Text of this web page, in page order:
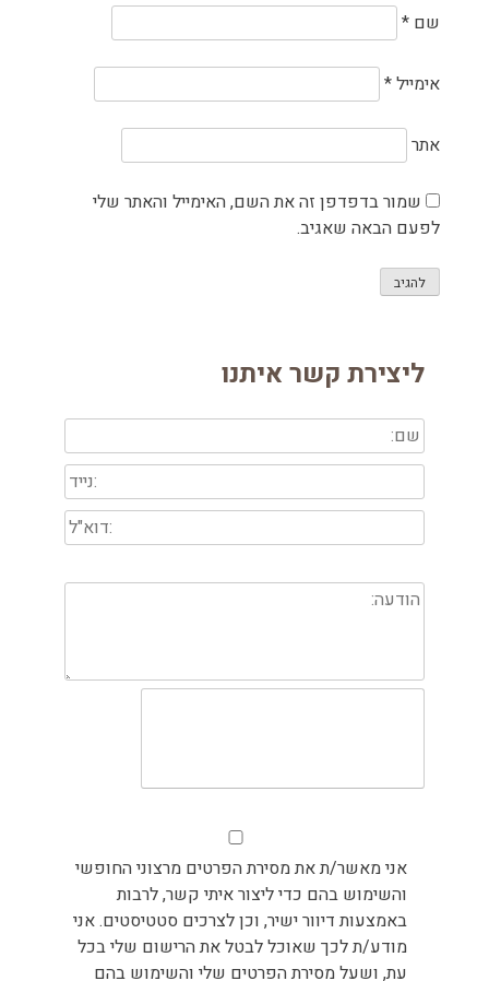
שם *
אימייל*
אתר
שמור בדפדפן זה את השם, האימייל והאתר שלי
לפעם הבאה שאגיב.
ליצירת קשר איתנו
אני מאשר/ת את מסירת הפרטים מרצוני החופשי
והשימוש בהם כדי ליצור איתי קשר, לרבות
באמצעות דיוור ישיר, וכן לצרכים סטטיסטים. אני
מודע/ת לכך שאוכל לבטל את הרישום שלי בכל
עת, ושעל מסירת הפרטים שלי והשימוש בהם